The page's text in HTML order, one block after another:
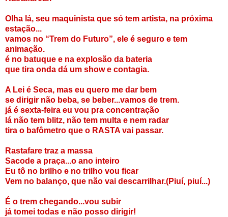
Olha lá, seu maquinista que só tem artista, na próxima
estação...
vamos no “Trem do Futuro”, ele é seguro e tem
animação.
é no batuque e na explosão da bateria
que tira onda dá um show e contagia.
A Lei é Seca, mas eu quero me dar bem
se dirigir não beba, se beber...vamos de trem.
já é sexta-feira eu vou pra concentração
lá não tem blitz, não tem multa e nem radar
tira o bafômetro que o RASTA vai passar.
Rastafare traz a massa
Sacode a praça...o ano inteiro
Eu tô no brilho e no trilho vou ficar
Vem no balanço, que não vai descarrilhar.(Piuí, piuí...)
É o trem chegando...vou subir
já tomei todas e não posso dirigir!